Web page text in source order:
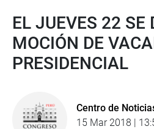
EL JUEVES 22 SE
MOCIÓN DE
PRESIDENCIAL
Centro de
15 Mar 2018 |